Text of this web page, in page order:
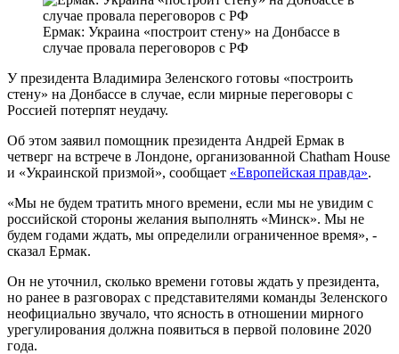
Ермак: Украина «построит стену» на Донбассе в
случае провала переговоров с РФ
У президента Владимира Зеленского готовы «построить
стену» на Донбассе в случае, если мирные переговоры с
Россией потерпят неудачу.
Об этом заявил помощник президента Андрей Ермак в
четверг на встрече в Лондоне, организованной Chatham House
и «Украинской призмой», сообщает «Европейская правда».
«Мы не будем тратить много времени, если мы не увидим с
российской стороны желания выполнять «Минск». Мы не
будем годами ждать, мы определили ограниченное время», -
сказал Ермак.
Он не уточнил, сколько времени готовы ждать у президента,
но ранее в разговорах с представителями команды Зеленского
неофициально звучало, что ясность в отношении мирного
урегулирования должна появиться в первой половине 2020
года.